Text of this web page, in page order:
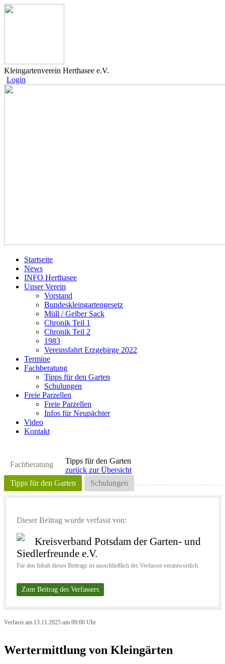
Kleingartenverein Herthasee e.V.
Login
Startseite
News
INFO Herthasee
Unser Verein
Vorstand
Bundeskleingartengesetz
Müll / Gelber Sack
Chronik Teil 1
Chronik Teil 2
1983
Vereinsfahrt Erzgebirge 2022
Termine
Fachberatung
Tipps für den Garten
Schulungen
Freie Parzellen
Freie Parzellen
Infos für Neupächter
Video
Kontakt
Fachberatung
Tipps für den Garten Schulungen
Tipps für den Garten
zurück zur Übersicht
Dieser Beitrag wurde verfasst von:
Kreisverband Potsdam der Garten- und
Siedlerfreunde e.V.
Für den Inhalt dieses Beitrags ist ausschließlich der Verfasser verantwortlich.
Zum Beitrag des Verfassers
Verfasst am 13.11.2025 um 09:00 Uhr
Wertermittlung von Kleingärten